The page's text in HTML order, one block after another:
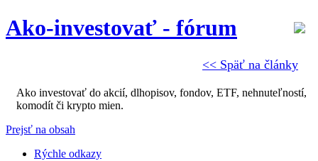
<< Späť na články
Ako-investovať - fórum
Ako investovať do akcií, dlhopisov, fondov, ETF, nehnuteľností,
komodít či krypto mien.
Prejsť na obsah
Rýchle odkazy